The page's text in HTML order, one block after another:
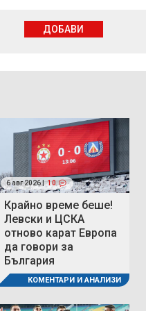
ДОБАВИ
6 авг 2026 | 10
Крайно време беше!
Левски и ЦСКА
отново карат Европа
да говори за
България
КОМЕНТАРИ И АНАЛИЗИ